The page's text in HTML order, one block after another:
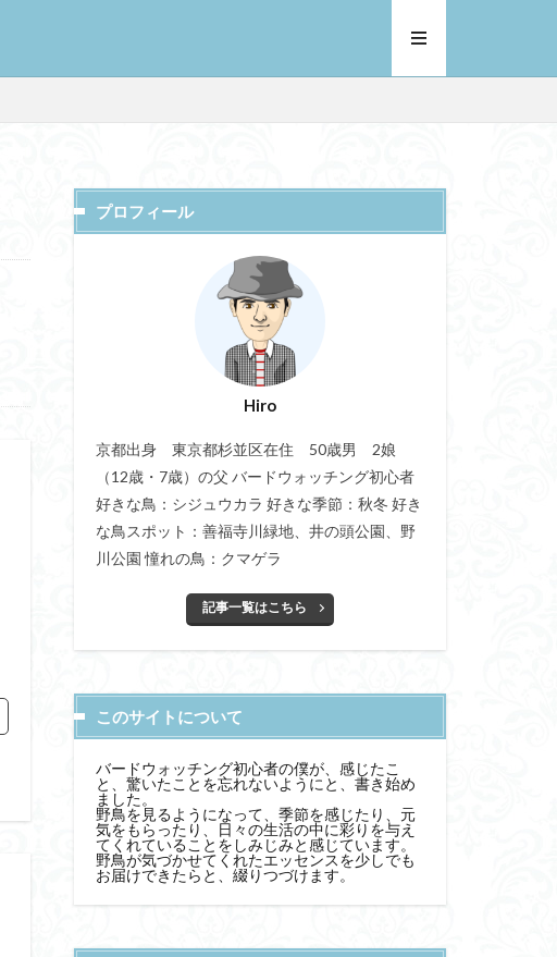
プロフィール
Hiro
京都出身 東京都杉並区在住 50歳男 2娘
（12歳・7歳）の父 バードウォッチング初心者
好きな鳥：シジュウカラ 好きな季節：秋冬 好き
な鳥スポット：善福寺川緑地、井の頭公園、野
川公園 憧れの鳥：クマゲラ
記事一覧はこちら
このサイトについて
バードウォッチング初心者の僕が、感じたこ
と、驚いたことを忘れないようにと、書き始め
ました。
野鳥を見るようになって、季節を感じたり、元
気をもらったり、日々の生活の中に彩りを与え
てくれていることをしみじみと感じています。
野鳥が気づかせてくれたエッセンスを少しでも
お届けできたらと、綴りつづけます。